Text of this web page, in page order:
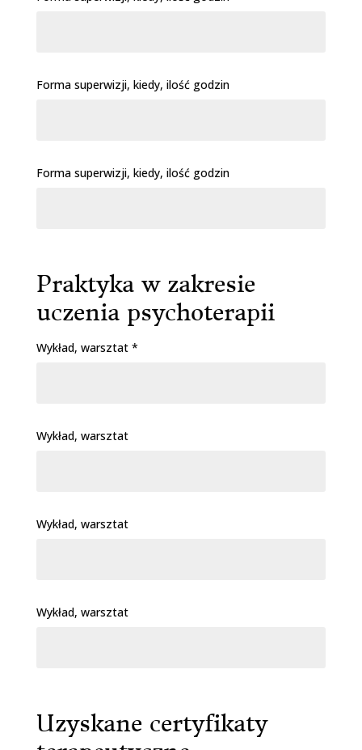
Forma superwizji, kiedy, ilość godzin
Forma superwizji, kiedy, ilość godzin
Praktyka w zakresie
uczenia psychoterapii
Wykład, warsztat *
Wykład, warsztat
Wykład, warsztat
Wykład, warsztat
Uzyskane certyfikaty